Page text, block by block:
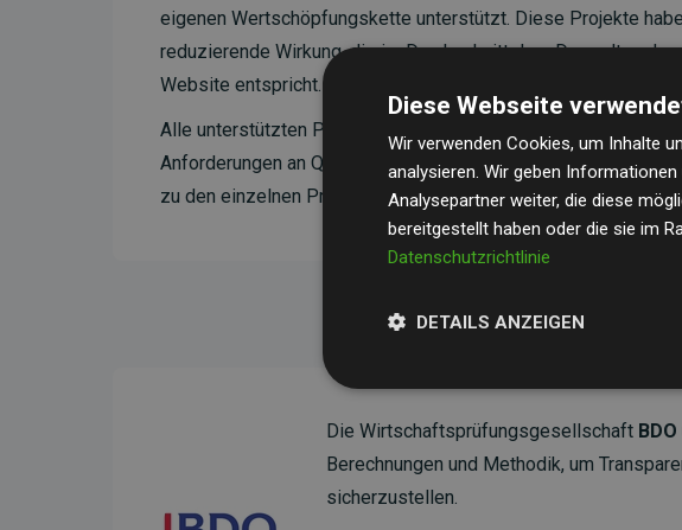
eigenen Wertschöpfungskette unterstützt. Diese Projekte
reduzierende Wirkung, die im Durchschnitt dem Doppelten
Website entspricht.
Alle unterstützten Projekte werden durch
Anforderungen an Qualität, tatsächliche Klimawirkung und
zu den einzelnen Projekten findenSie hier.
Die Wirtschaftsprüfungsgesellschaft BDO
Berechnungen und Methodik, um
sicherzustellen.
Diese Webseite
Wir verwenden Cookies, um Inhalte
analysieren. Wir geben
Analysepartner weiter, die diese
bereitgestellt haben oder die sie im
Datenschutzrichtlinie
DETAILS ANZEIGEN